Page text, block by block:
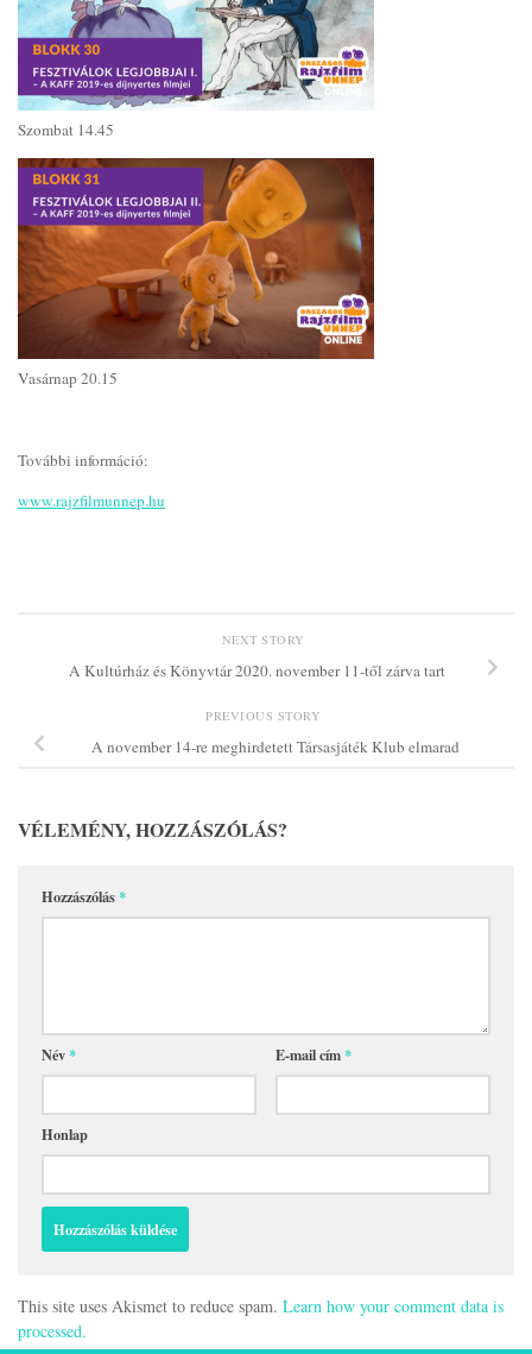
Szombat 14.45
Vasárnap 20.15
További információ:
www.rajzfilmunnep.hu
NEXT STORY
A Kultúrház és Könyvtár 2020. november 11-től zárva tart
PREVIOUS STORY
A november 14-re meghirdetett Társasjáték Klub elmarad
VÉLEMÉNY, HOZZÁSZÓLÁS?
Hozzászólás*
Név* E-mail cím*
Honlap
This site uses Akismet to reduce spam. Learn how your comment data is
processed.